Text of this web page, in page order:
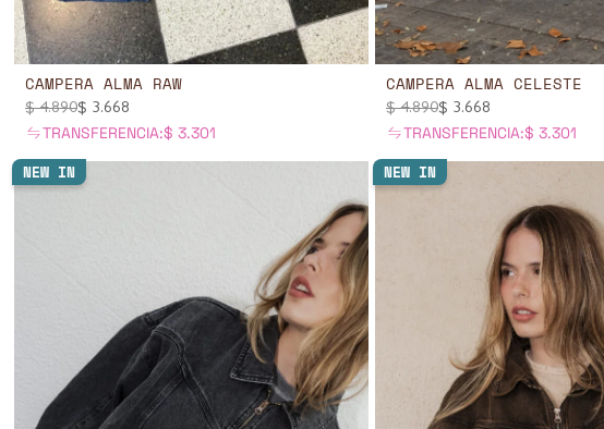
CAMPERA ALMA RAW
$4.890$ 3.668
TRANSFERENCIA:$ 3.301
CAMPERA ALMA CELESTE
$4.890$ 3.668
TRANSFERENCIA:$ 3.301
NEW IN NEW IN